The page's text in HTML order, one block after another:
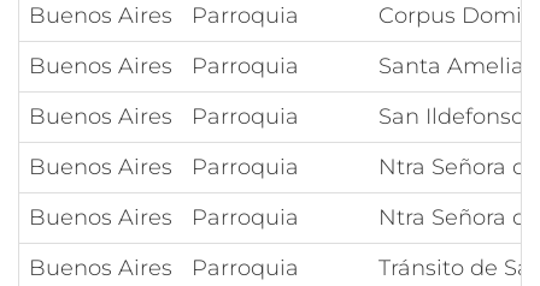
Buenos Aires
Parroquia
Corpus
Buenos Aires
Parroquia
Santa Amelia
Buenos Aires
Parroquia
San Ildefonso
Buenos Aires
Parroquia
Ntra Señora
Buenos Aires
Parroquia
Ntra Señora
Buenos Aires
Parroquia
Tránsito de